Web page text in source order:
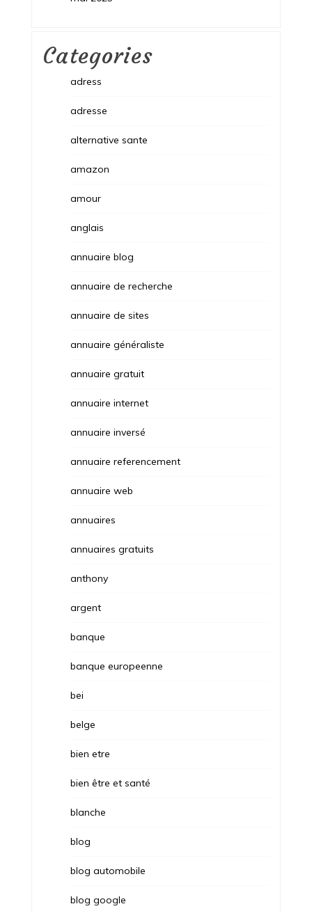
Categories
adress
adresse
alternative sante
amazon
amour
anglais
annuaire blog
annuaire de recherche
annuaire de sites
annuaire généraliste
annuaire gratuit
annuaire internet
annuaire inversé
annuaire referencement
annuaire web
annuaires
annuaires gratuits
anthony
argent
banque
banque europeenne
bei
belge
bien etre
bien être et santé
blanche
blog
blog automobile
blog google